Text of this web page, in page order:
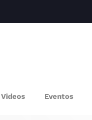
Videos Eventos